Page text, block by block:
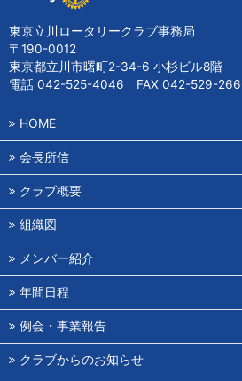
東京立川ロータリークラブ事務局
〒190-0012
東京都立川市曙町2-34-6 小杉ビル8階
電話 042-525-4046 FAX 042-529-
HOME
会長所信
クラブ概要
組織図
メンバー紹介
年間日程
例会・事業報告
クラブからのお知らせ